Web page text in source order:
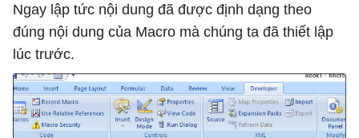
Ngay lập tức nội dung đã được định dạng theo
đúng nội dung của Macro mà chúng ta đã thiết lập
lúc trước.